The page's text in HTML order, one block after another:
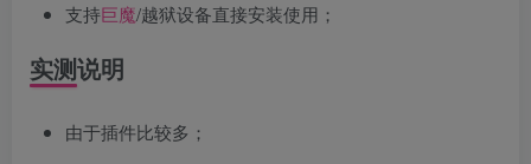
支持巨魔/越狱设备直接安装使用；
实测说明
由于插件比较多；